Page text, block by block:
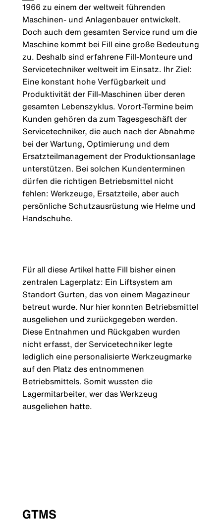
1966 zu einem der weltweit führenden
Maschinen- und Anlagenbauer entwickelt.
Doch auch dem gesamten Service rund um die
Maschine kommt bei Fill eine große Bedeutung
zu. Deshalb sind erfahrene Fill-Monteure und
Servicetechniker weltweit im Einsatz. Ihr Ziel:
Eine konstant hohe Verfügbarkeit und
Produktivität der Fill-Maschinen über deren
gesamten Lebenszyklus. Vorort-Termine beim
Kunden gehören da zum Tagesgeschäft der
Servicetechniker, die auch nach der Abnahme
bei der Wartung, Optimierung und dem
Ersatzteilmanagement der Produktionsanlage
unterstützen. Bei solchen Kundenterminen
dürfen die richtigen Betriebsmittel nicht
fehlen: Werkzeuge, Ersatzteile, aber auch
persönliche Schutzausrüstung wie Helme und
Handschuhe.
Für all diese Artikel hatte Fill bisher einen
zentralen Lagerplatz: Ein Liftsystem am
Standort Gurten, das von einem Magazineur
betreut wurde. Nur hier konnten Betriebsmittel
ausgeliehen und zurückgegeben werden.
Diese Entnahmen und Rückgaben wurden
nicht erfasst, der Servicetechniker legte
lediglich eine personalisierte Werkzeugmarke
auf den Platz des entnommenen
Betriebsmittels. Somit wussten die
Lagermitarbeiter, wer das Werkzeug
ausgeliehen hatte.
GTMS